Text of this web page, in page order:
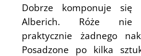
Dobrze komponuje się
Alberich. Róże nie
praktycznie żadnego
Posadzone po kilka